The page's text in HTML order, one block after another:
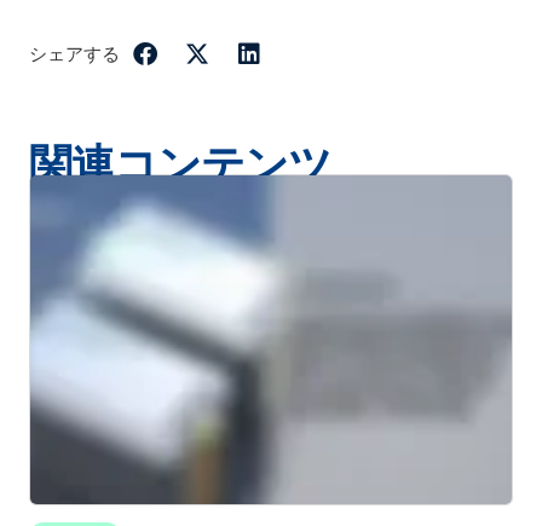
シェアする
関連コンテンツ